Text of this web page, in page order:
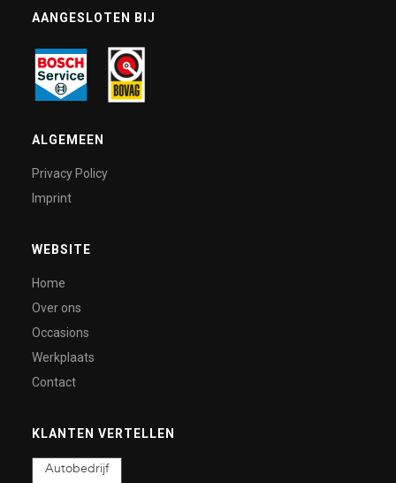
AANGESLOTEN BIJ
ALGEMEEN
Privacy Policy
Imprint
WEBSITE
Home
Over ons
Occasions
Werkplaats
Contact
KLANTEN VERTELLEN
Autobedrijf